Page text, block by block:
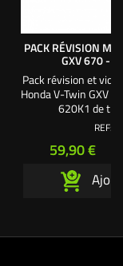
PACK RÉVISION
GXV 670 -
Pack révision et
Honda V-Twin GXV
620K1 de
autoportée
filtre à essence. -
création
REF:
Prix
59,90 €